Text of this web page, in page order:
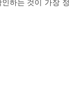
하는 것이 가장 정